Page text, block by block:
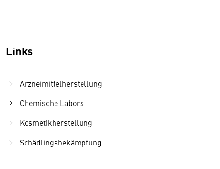
Links
Arzneimittelherstellung
Chemische Labors
Kosmetikherstellung
Schädlingsbekämpfung